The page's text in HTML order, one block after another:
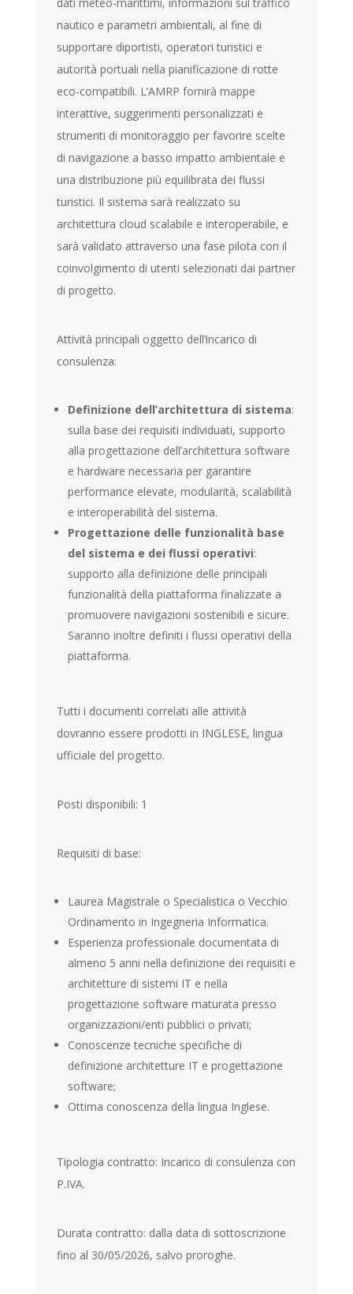
dati meteo-marittimi, informazioni sul traffico
nautico e parametri ambientali, al fine di
supportare diportisti, operatori turistici e
autorità portuali nella pianificazione di rotte
eco-compatibili. L’AMRP fornirà mappe
interattive, suggerimenti personalizzati e
strumenti di monitoraggio per favorire scelte
di navigazione a basso impatto ambientale e
una distribuzione più equilibrata dei flussi
turistici. Il sistema sarà realizzato su
architettura cloud scalabile e interoperabile, e
sarà validato attraverso una fase pilota con il
coinvolgimento di utenti selezionati dai partner
di progetto.
Attività principali oggetto dell’incarico di
consulenza:
Definizione dell’architettura di sistema:
sulla base dei requisiti individuati, supporto
alla progettazione dell’architettura software
e hardware necessaria per garantire
performance elevate, modularità, scalabilità
e interoperabilità del sistema.
Progettazione delle funzionalità base
del sistema e dei flussi operativi:
supporto alla definizione delle principali
funzionalità della piattaforma finalizzate a
promuovere navigazioni sostenibili e sicure.
Saranno inoltre definiti i flussi operativi della
piattaforma.
Tutti i documenti correlati alle attività
dovranno essere prodotti in INGLESE, lingua
ufficiale del progetto.
Posti disponibili: 1
Requisiti di base:
Laurea Magistrale o Specialistica o Vecchio
Ordinamento in Ingegneria Informatica.
Esperienza professionale documentata di
almeno 5 anni nella definizione dei requisiti e
architetture di sistemi IT e nella
progettazione software maturata presso
organizzazioni/enti pubblici o privati;
Conoscenze tecniche specifiche di
definizione architetture IT e progettazione
software;
Ottima conoscenza della lingua Inglese.
Tipologia contratto: Incarico di consulenza con
P.IVA.
Durata contratto: dalla data di sottoscrizione
fino al 30/05/2026, salvo proroghe.